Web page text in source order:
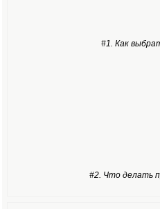
#1. Как
#2. Что делать